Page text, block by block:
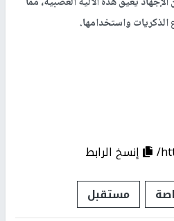
واستخدامها.
إنسخ الرابط
مستقبل